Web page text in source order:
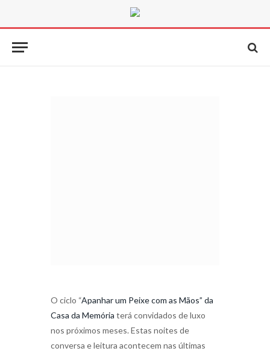
O ciclo “Apanhar um Peixe com as Mãos” da
Casa da Memória terá convidados de luxo
nos próximos meses. Estas noites de
conversa e leitura acontecem nas últimas